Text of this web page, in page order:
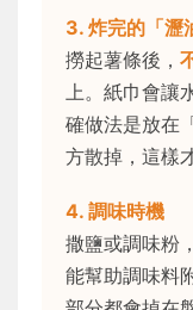
3. 炸完的「瀝
撈起薯條後，
上。紙巾會讓
確做法是放在
方散掉，這樣
4. 調味時機
撒鹽或調味粉
能幫助調味料